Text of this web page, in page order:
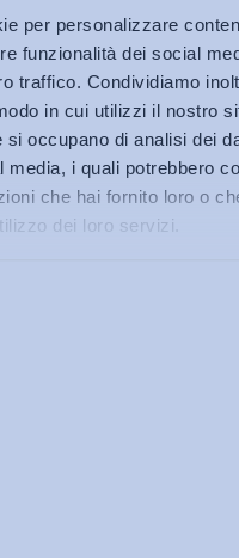
per personalizzare
funzionalità dei social
traffico. Condividiamo
in cui utilizzi il nostro
si occupano di analisi dei
media, i quali potrebbero
che hai fornito loro o
dei loro servizi.
il trattamento dei dati